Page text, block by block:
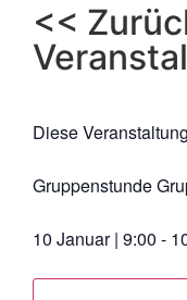
<<
Diese
Gruppenstunde
10 Januar | 9:00 -